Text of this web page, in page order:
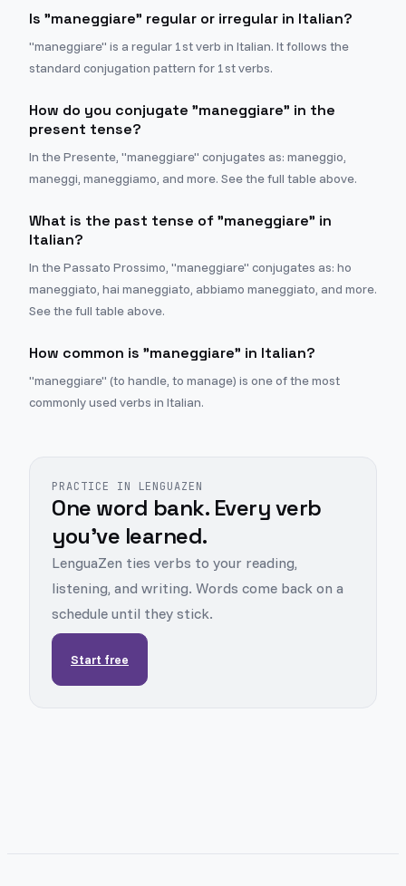
Is "maneggiare" regular or irregular in Italian?
"maneggiare" is a regular 1st verb in Italian. It follows the
standard conjugation pattern for 1st verbs.
How do you conjugate "maneggiare" in the
present tense?
In the Presente, "maneggiare" conjugates as: maneggio,
maneggi, maneggiamo, and more. See the full table above.
What is the past tense of "maneggiare" in
Italian?
In the Passato Prossimo, "maneggiare" conjugates as: ho
maneggiato, hai maneggiato, abbiamo maneggiato, and more.
See the full table above.
How common is "maneggiare" in Italian?
"maneggiare" (to handle, to manage) is one of the most
commonly used verbs in Italian.
PRACTICE IN LENGUAZEN
One word bank. Every verb
you've learned.
LenguaZen ties verbs to your reading,
listening, and writing. Words come back on a
schedule until they stick.
Start free